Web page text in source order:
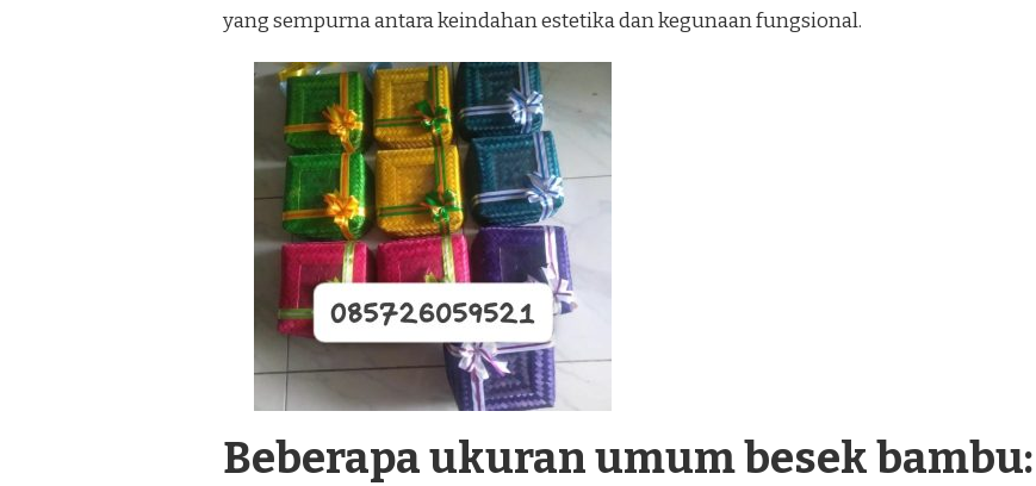
yang sempurna antara keindahan estetika dan kegunaan fungsional.
Beberapa ukuran umum besek bambu: